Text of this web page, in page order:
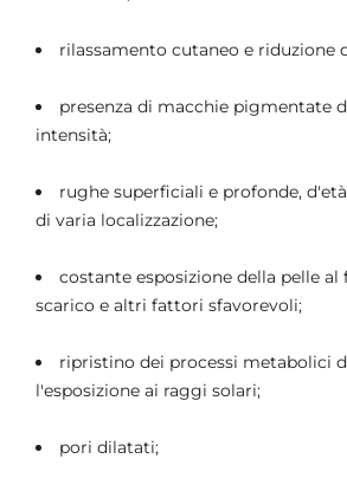
rilassamento cutaneo e riduzione
presenza di macchie pigmentate
intensità;
rughe superficiali e profonde,
di varia localizzazione;
costante esposizione della pelle al
scarico e altri fattori sfavorevoli;
ripristino dei processi metabolici
l'esposizione ai raggi solari;
pori dilatati;